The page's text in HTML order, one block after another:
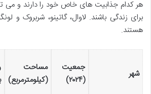
هر کدام جذابیت های خاص خود را دارند و می
برای زندگی باشند. لاوال، گاتینو، شربروک و
هستند.
شهر
جمعیت
(۲۰۲۴)
مساحت
(کیلومترمربع)